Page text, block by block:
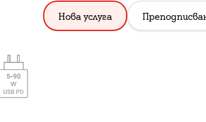
Нова услуга